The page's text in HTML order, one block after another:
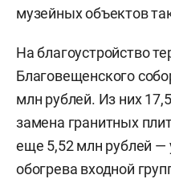
музейных объектов
На благоустройство
Благовещенского
млн рублей. Из них
замена гранитных
еще 5,52 млн рублей —
обогрева входной